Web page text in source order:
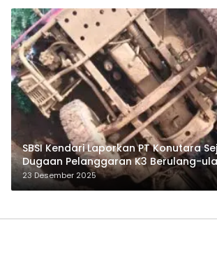
SBSI Kendari Laporkan PT Konutara
Dugaan Pelanggaran K3 Berulang-
23 Desember 2025